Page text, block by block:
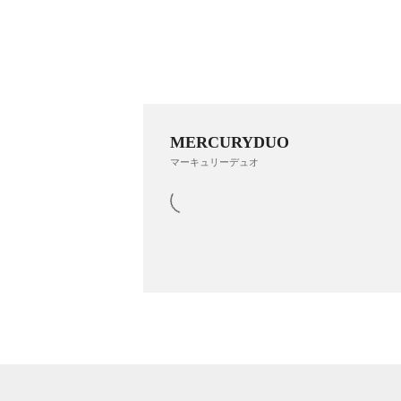
MERCURYDUO
マーキュリーデュオ